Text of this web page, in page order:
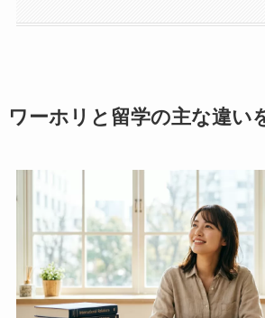
ワーホリと留学の主な違い